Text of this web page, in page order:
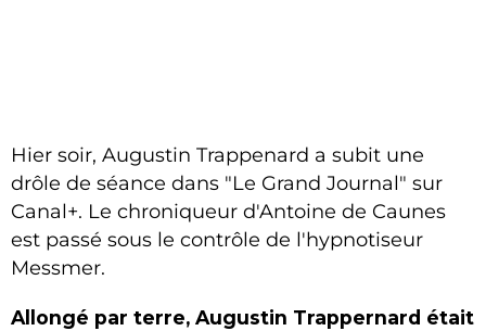
Hier soir, Augustin Trappenard a subit une
drôle de séance dans "Le Grand Journal" sur
Canal+. Le chroniqueur d'Antoine de Caunes
est passé sous le contrôle de l'hypnotiseur
Messmer.
Allongé par terre, Augustin Trappernard était